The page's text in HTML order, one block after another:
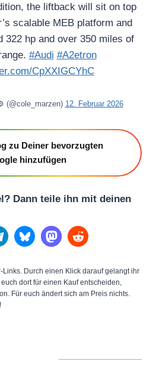
the liftback will sit on top
scalable MEB platform and
322 hp and over 350 miles of
#Audi #A2etron
CpXXIGCYhC
(@cole_marzen) 12. Februar 2026
zu Deiner bevorzugten
hinzufügen
Dann teile ihn mit deinen
Links. Durch einen Klick darauf gelangt ihr
dort für einen Kauf entscheiden,
Für euch ändert sich am Preis nichts.